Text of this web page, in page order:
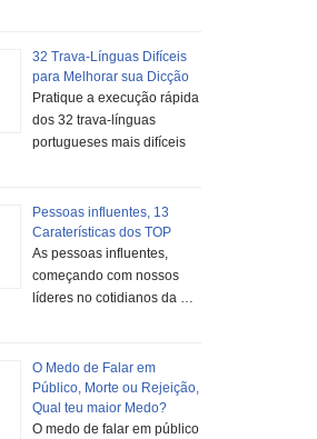
32 Trava-Línguas Difíceis
para Melhorar sua Dicção
Pratique a execução rápida
dos 32 trava-línguas
portugueses mais difíceis
Pessoas influentes, 13
Caraterísticas dos TOP
As pessoas influentes,
começando com nossos
líderes no cotidianos da …
O Medo de Falar em
Público, Morte ou Rejeição,
Qual teu maior Medo?
O medo de falar em público